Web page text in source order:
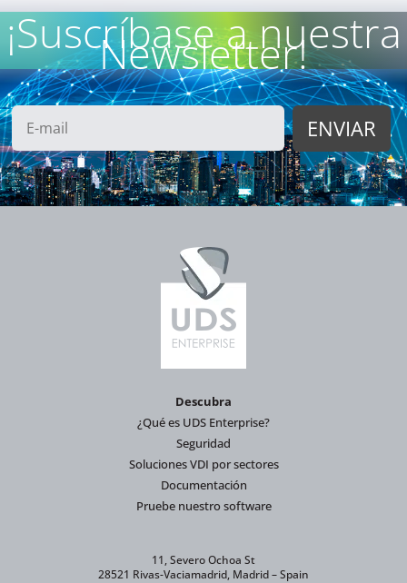
¡Suscríbase a nuestra
Newsletter!
Descubra
¿Qué es UDS Enterprise?
Seguridad
Soluciones VDI por sectores
Documentación
Pruebe nuestro software
11, Severo Ochoa St
28521 Rivas-Vaciamadrid, Madrid – Spain